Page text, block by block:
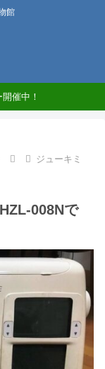
館
催中！
ジューキミ
008Nで